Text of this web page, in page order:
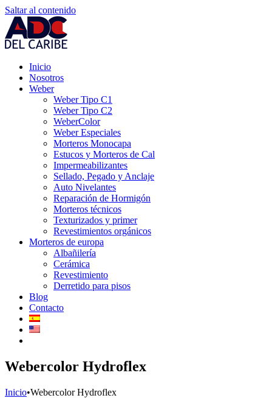
Saltar al contenido
Inicio
Nosotros
Weber
Weber Tipo C1
Weber Tipo C2
WeberColor
Weber Especiales
Morteros Monocapa
Estucos y Morteros de Cal
Impermeabilizantes
Sellado, Pegado y Anclaje
Auto Nivelantes
Reparación de Hormigón
Morteros técnicos
Texturizados y primer
Revestimientos orgánicos
Morteros de europa
Albañilería
Cerámica
Revestimiento
Derretido para pisos
Blog
Contacto
Webercolor Hydroflex
Inicio•Webercolor Hydroflex